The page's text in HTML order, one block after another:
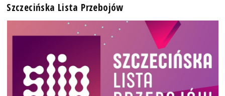
Szczecińska Lista Przebojów